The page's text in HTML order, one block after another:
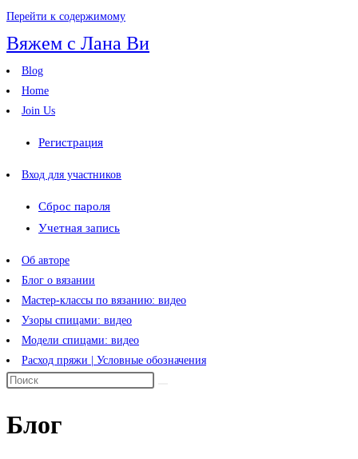
Перейти к содержимому
Вяжем с Лана Ви
Blog
Home
Join Us
Регистрация
Вход для участников
Сброс пароля
Учетная запись
Об авторе
Блог о вязании
Мастер-классы по вязанию: видео
Узоры спицами: видео
Модели спицами: видео
Расход пряжи | Условные обозначения
Блог